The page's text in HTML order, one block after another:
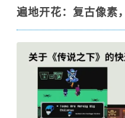
遍地开花：复古像素